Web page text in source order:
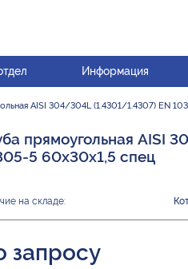
Информация
AISI 304/304L (1.4301/1.4307) EN
прямоугольная AISI
5 60х30х1,5 спец
на складе:
запросу